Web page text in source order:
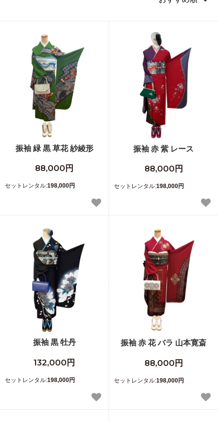
振袖 緑 黒 草花 紗綾形
88,000円
セットレンタル:198,000円
振袖 赤 紫 レース
88,000円
セットレンタル:198,000円
振袖 黒 牡丹
132,000円
セットレンタル:198,000円
振袖 赤 花 バラ 山本寛斎
88,000円
セットレンタル:198,000円